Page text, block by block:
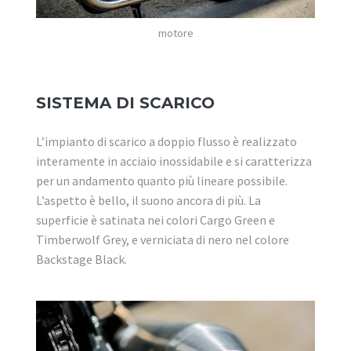
motore
SISTEMA DI SCARICO
L’impianto di scarico a doppio flusso è realizzato
interamente in acciaio inossidabile e si caratterizza
per un andamento quanto più lineare possibile.
L’aspetto è bello, il suono ancora di più. La
superficie è satinata nei colori Cargo Green e
Timberwolf Grey, e verniciata di nero nel colore
Backstage Black.